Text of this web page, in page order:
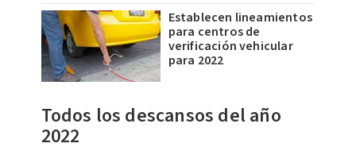
Establecen lineamientos
para centros de
verificación vehicular
para 2022
Todos los descansos del año
2022